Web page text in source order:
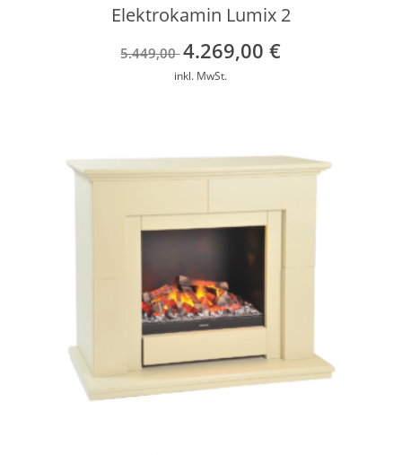
Elektrokamin Lumix 2
5.449,00 Ursprünglicher
Preis
4.269,00€Aktueller
inkl. MwSt.